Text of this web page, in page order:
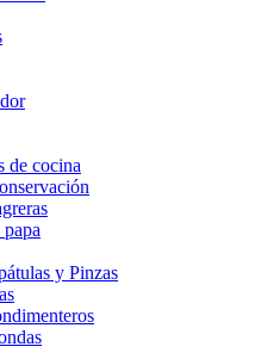
de cocina
y Pinzas